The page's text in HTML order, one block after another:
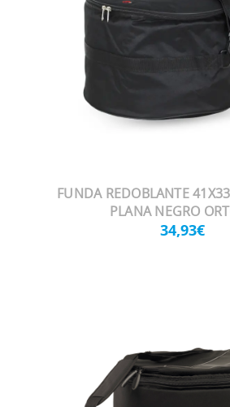
FUNDA REDOBLANTE
PLANA NEGRO
34,93€